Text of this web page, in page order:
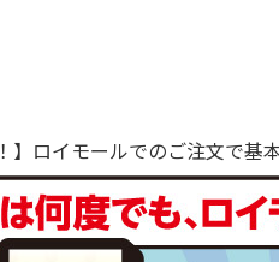
】ロイモールでのご注文で基